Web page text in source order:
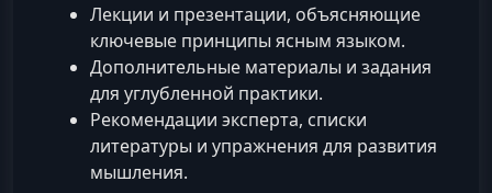
Лекции и презентации, объясняющие
ключевые принципы ясным языком.
Дополнительные материалы и задания
для углубленной практики.
Рекомендации эксперта, списки
литературы и упражнения для развития
мышления.